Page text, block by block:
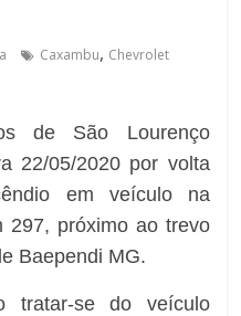
Caxambu, Chevrolet
de São Lourenço
22/05/2020 por volta
em veículo na
297, próximo ao trevo
Baependi MG.
tratar-se do veículo